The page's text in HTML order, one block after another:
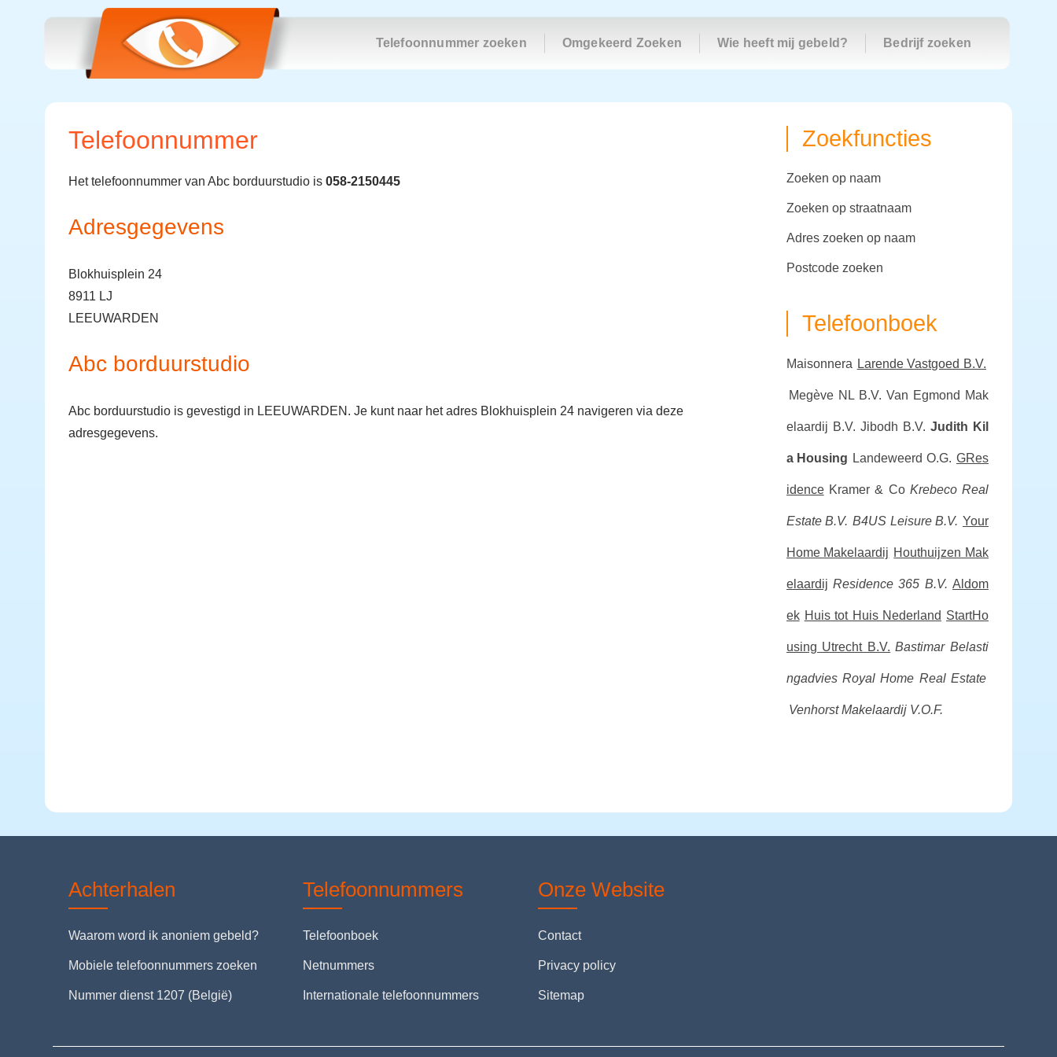
Telefoonnummer zoeken Omgekeerd Zoeken Wie heeft mij gebeld? Bedrijf zoeken
Telefoonnummer
Het telefoonnummer van Abc borduurstudio is 058-2150445
Adresgegevens
Blokhuisplein 24
8911 LJ
LEEUWARDEN
Abc borduurstudio
Abc borduurstudio is gevestigd in LEEUWARDEN. Je kunt naar het adres Blokhuisplein 24 navigeren via deze
adresgegevens.
Zoekfuncties
zoeken op naam
zoeken op straatnaam
adres zoeken op naam
postcode zoeken
Telefoonboek
Maisonnera Larende Vastgoed B.V.
Megève NL B.V. Van Egmond Mak
elaardij B.V. Jibodh B.V. Judith Kil
a Housing Landeweerd O.G. GRes
idence Kramer & Co Krebeco Real
Estate B.V. B4US Leisure B.V. Your
Home Makelaardij Houthuijzen Mak
elaardij Residence 365 B.V. Aldom
ek Huis tot Huis Nederland StartHo
using Utrecht B.V. Bastimar Belasti
ngadvies Royal Home Real Estate
Venhorst Makelaardij V.O.F.
Achterhalen
Waarom word ik anoniem gebeld?
Mobiele telefoonnummers zoeken
Nummer dienst 1207 (België)
Telefoonnummers
Telefoonboek
Netnummers
Internationale telefoonnummers
Onze Website
Contact
Privacy policy
Sitemap